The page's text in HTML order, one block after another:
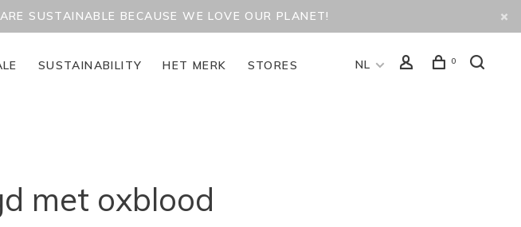
SUSTAINABLE BECAUSE WE LOVE OUR PLANET!
SUSTAINABILITY HET MERK STORES NL 0
met oxblood